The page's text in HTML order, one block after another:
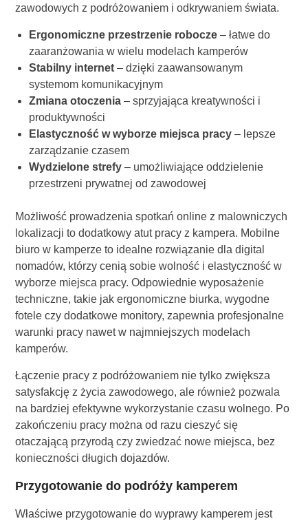
zawodowych z podróżowaniem i odkrywaniem świata.
Ergonomiczne przestrzenie robocze– łatwe do
zaaranżowania w wielu modelach kamperów
Stabilny internet– dzięki zaawansowanym
systemom komunikacyjnym
Zmiana otoczenia– sprzyjająca kreatywności i
produktywności
Elastyczność w wyborze miejsca pracy– lepsze
zarządzanie czasem
Wydzielone strefy– umożliwiające oddzielenie
przestrzeni prywatnej od zawodowej
Możliwość prowadzenia spotkań online z malowniczych
lokalizacji to dodatkowy atut pracy z kampera. Mobilne
biuro w kamperze to idealne rozwiązanie dla digital
nomadów, którzy cenią sobie wolność i elastyczność w
wyborze miejsca pracy. Odpowiednie wyposażenie
techniczne, takie jak ergonomiczne biurka, wygodne
fotele czy dodatkowe monitory, zapewnia profesjonalne
warunki pracy nawet w najmniejszych modelach
kamperów.
Łączenie pracy z podróżowaniem nie tylko zwiększa
satysfakcję z życia zawodowego, ale również pozwala
na bardziej efektywne wykorzystanie czasu wolnego. Po
zakończeniu pracy można od razu cieszyć się
otaczającą przyrodą czy zwiedzać nowe miejsca, bez
konieczności długich dojazdów.
Przygotowanie do podróży kamperem
Właściwe przygotowanie do wyprawy kamperem jest